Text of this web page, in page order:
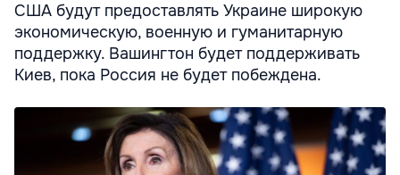
США будут предоставлять Украине широкую
экономическую, военную и гуманитарную
поддержку. Вашингтон будет поддерживать
Киев, пока Россия не будет побеждена.